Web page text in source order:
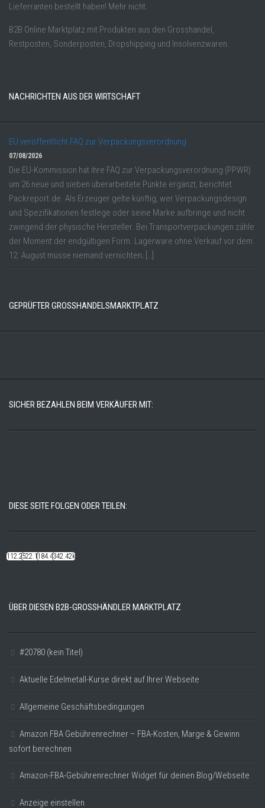
Lieferranten bestellt haben! Mehr nicht.
B2B Online Marktplatz mit Produkten aus den Grosshandel,
Restposten, Sonderposten, Dropshipping und Insolvenzwaren.
NACHRICHTEN AUS DER WIRTSCHAFT
EU veröffentlicht FAQ zur Verpackungsverordnung
07/08/2026
Die EU-Kommission hat ihre FAQ zur Verpackungsverordnung (PPWR)
um 26 neue und sieben überarbeitete Punkte ergänzt, berichtet
Packreport.de. Als Erzeuger gelte künftig, wer Verpackungsdesign
und Spezifikationen festlege oder seine Marke aufbringe und nicht
zwingend der physische Hersteller. Bei Transportverpackungen zähle
der Moment der endgültigen Form. Lagerware ohne Verkauf vor dem
12. August müsse niemand vernichten; […]
GEPRÜFTER GROSSHANDELSMARKTPLATZ
SICHER BEZAHLEN BEIM VERKÄUFER MIT:
DIESE SEITE FOLGEN ODER TEILEN:
112.22k522.14k184.48k342.42k
ÜBER DIESEN B2B-GROSSHÄNDLER MARKTPLATZ
#20780 (kein Titel)
Aktuelle Edelmetall-Kurse direkt auf Ihrer Webseite
Allgemeine Geschäftsbedingungen
Amazon FBA Gebührenrechner – FBA-Kosten, Marge & Gewinn
sofort berechnen
Amazon-FBA-Gebührenrechner Widget für deinen Blog/Webseite
Anzeige einstellen